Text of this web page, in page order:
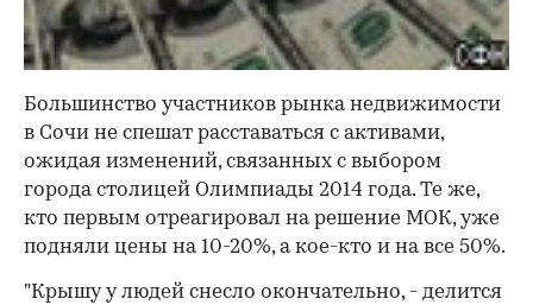
Большинство участников рынка недвижимости
в Сочи не спешат расставаться с активами,
ожидая изменений, связанных с выбором
города столицей Олимпиады 2014 года. Те же,
кто первым отреагировал на решение МОК, уже
подняли цены на 10-20%, а кое-кто и на все 50%.
"Крышу у людей снесло окончательно, - делится